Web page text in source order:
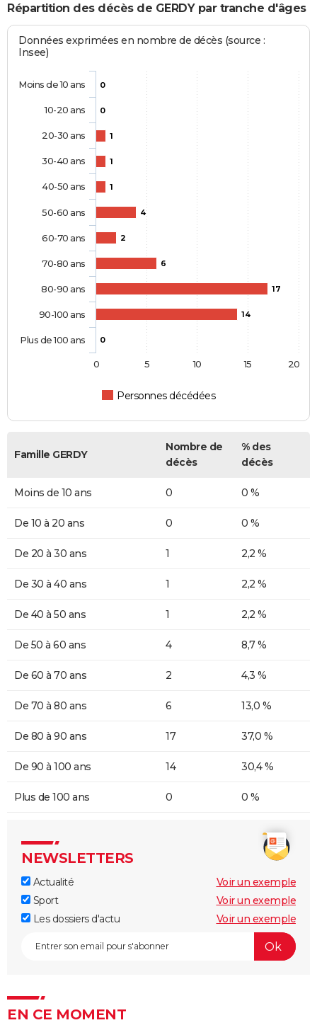
Répartition des décès de GERDY par tranche d'âges
Données exprimées en nombre de décès (source :
Insee)
0
0
1
1
1
4
2
6
17
14
0
Personnes décédées
Moins de 10 ans
10-20 ans
20-30 ans
30-40 ans
40-50 ans
50-60 ans
60-70 ans
70-80 ans
80-90 ans
90-100 ans
Plus de 100 ans
0 5 10 15 20
Famille GERDY
Nombre de
décès
% des
décès
Moins de 10 ans 0 0 %
De 10 à 20 ans 0 0 %
De 20 à 30 ans 1 2,2 %
De 30 à 40 ans 1 2,2 %
De 40 à 50 ans 1 2,2 %
De 50 à 60 ans 4 8,7 %
De 60 à 70 ans 2 4,3 %
De 70 à 80 ans 6 13,0 %
De 80 à 90 ans 17 37,0 %
De 90 à 100 ans 14 30,4 %
Plus de 100 ans 0 0 %
NEWSLETTERS
Actualité
Voir un exemple
Sport
Voir un exemple
Les dossiers d'actu
Voir un exemple
EN CE MOMENT